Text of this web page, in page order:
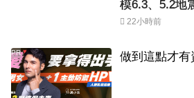
模6.3、5.2地
22小時前
做到這點才有
PR